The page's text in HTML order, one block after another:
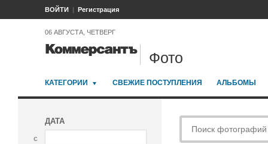
ВОЙТИ Регистрация
06 АВГУСТА, ЧЕТВЕРГ
Фото
КАТЕГОРИИ СВЕЖИЕ ПОСТУПЛЕНИЯ АЛЬБОМЫ
ДАТА
с